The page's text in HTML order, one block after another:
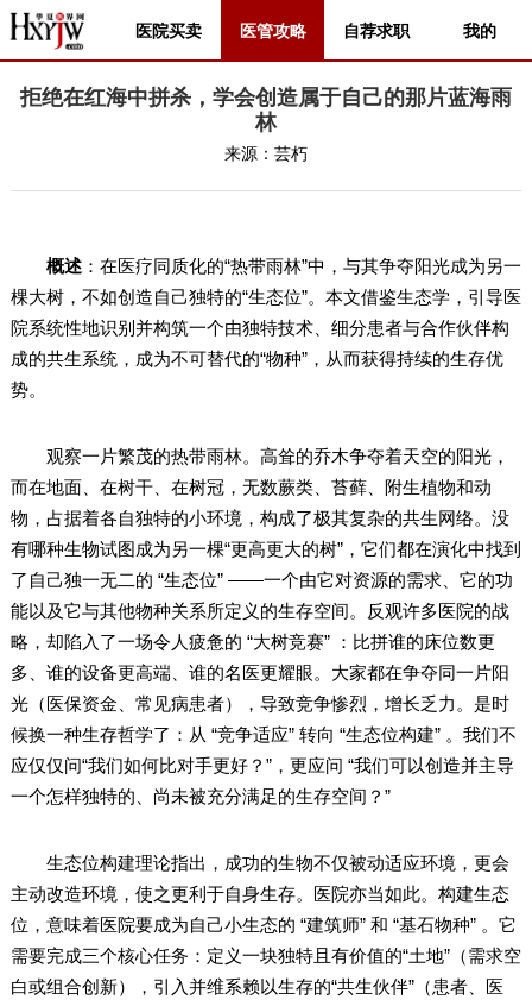
医院买卖 医管攻略 自荐求职 我的
拒绝在红海中拼杀，学会创造属于自己的那片蓝海雨
林
来源： 芸朽
概述：在医疗同质化的“热带雨林”中，与其争夺阳光成为另一
棵大树，不如创造自己独特的“生态位”。本文借鉴生态学，引导医
院系统性地识别并构筑一个由独特技术、细分患者与合作伙伴构
成的共生系统，成为不可替代的“物种”，从而获得持续的生存优
势。
观察一片繁茂的热带雨林。高耸的乔木争夺着天空的阳光，
而在地面、在树干、在树冠，无数蕨类、苔藓、附生植物和动
物，占据着各自独特的小环境，构成了极其复杂的共生网络。没
有哪种生物试图成为另一棵“更高更大的树”，它们都在演化中找到
了自己独一无二的 “生态位” ——一个由它对资源的需求、它的功
能以及它与其他物种关系所定义的生存空间。反观许多医院的战
略，却陷入了一场令人疲惫的 “大树竞赛” ：比拼谁的床位数更
多、谁的设备更高端、谁的名医更耀眼。大家都在争夺同一片阳
光（医保资金、常见病患者），导致竞争惨烈，增长乏力。是时
候换一种生存哲学了：从 “竞争适应” 转向 “生态位构建” 。我们不
应仅仅问“我们如何比对手更好？”，更应问 “我们可以创造并主导
一个怎样独特的、尚未被充分满足的生存空间？”
生态位构建理论指出，成功的生物不仅被动适应环境，更会
主动改造环境，使之更利于自身生存。医院亦当如此。构建生态
位，意味着医院要成为自己小生态的 “建筑师” 和 “基石物种” 。它
需要完成三个核心任务：定义一块独特且有价值的“土地”（需求空
白或组合创新），引入并维系赖以生存的“共生伙伴”（患者、医